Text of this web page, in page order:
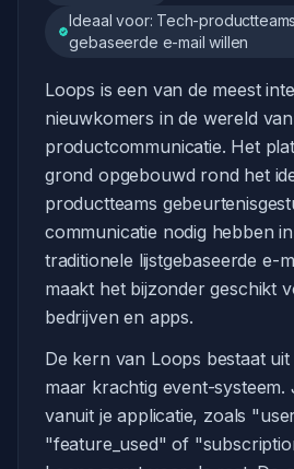
Ideaal voor: Tech-
gebaseerde e-mail willen
Loops is een van de meest
nieuwkomers in de wereld van
productcommunicatie. Het
grond opgebouwd rond het
productteams
communicatie nodig hebben
traditionele lijstgebaseerde e-
maakt het bijzonder geschikt
bedrijven en apps.
De kern van Loops bestaat
maar krachtig event-systeem.
vanuit je applicatie, zoals
"feature_used" of